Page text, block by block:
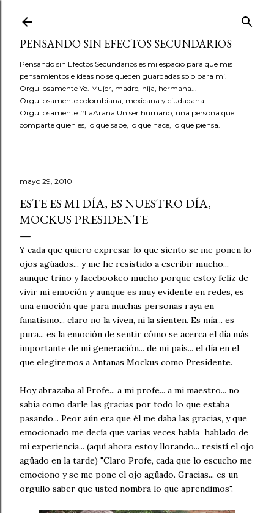
PENSANDO SIN EFECTOS SECUNDARIOS
Pensando sin Efectos Secundarios es mi espacio para que mis
pensamientos e ideas no se queden guardadas solo para mi.
Orgullosamente Yo. Mujer, madre, hija, hermana...
Orgullosamente colombiana, mexicana y ciudadana.
Orgullosamente #LaAraña Un ser humano, una persona que
comparte quien es, lo que sabe, lo que hace, lo que piensa.
mayo 29, 2010
ESTE ES MI DÍA, ES NUESTRO DÍA,
MOCKUS PRESIDENTE
Y cada que quiero expresar lo que siento se me ponen lo
ojos agüados... y me he resistido a escribir mucho...
aunque trino y facebookeo mucho porque estoy feliz de
vivir mi emoción y aunque es muy evidente en redes, es
una emoción que para muchas personas raya en
fanatismo... claro no la viven, ni la sienten. Es mía... es
pura... es la emoción de sentir cómo se acerca el día más
importante de mi generación... de mi país... el día en el
que elegiremos a Antanas Mockus como Presidente.
Hoy abrazaba al Profe... a mi profe... a mi maestro... no
sabía como darle las gracias por todo lo que estaba
pasando... Peor aún era que él me daba las gracias, y que
emocionado me decía que varias veces había hablado de
mi experiencia... (aquí ahora estoy llorando... resistí el ojo
agüado en la tarde) "Claro Profe, cada que lo escucho me
emociono y se me pone el ojo agüado. Gracias... es un
orgullo saber que usted nombra lo que aprendimos".